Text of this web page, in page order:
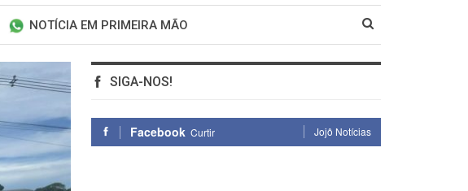
NOTÍCIA EM PRIMEIRA MÃO
SIGA-NOS!
Facebook Curtir Jojô Notícias